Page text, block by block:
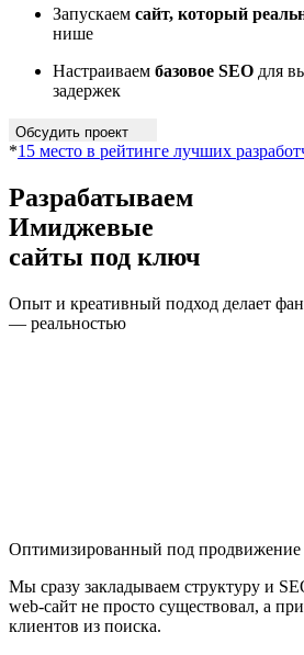
Запускаем сайт, который
нише
Настраиваем базовое SEO для
задержек
Обсудить проект
*15 место в рейтинге лучших
Разрабатываем
Имиджевые
сайты под ключ
Опыт и креативный подход делает
— реальностью
Оптимизированный под продвижение
Мы сразу закладываем структуру и
web-сайт не просто существовал, а
клиентов из поиска.